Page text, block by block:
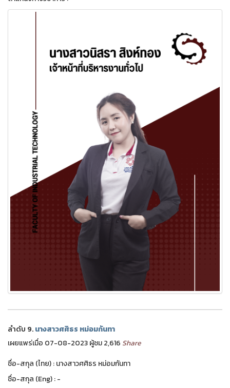
ลำดับ 9.นางสาวศศิธร หม่อมกันทา
เผยแพร่เมื่อ 07-08-2023 ผู้ชม 2,616 Share
ชื่อ-สกุล (ไทย) : นางสาวศศิธร หม่อมกันทา
ชื่อ-สกุล (Eng) : -